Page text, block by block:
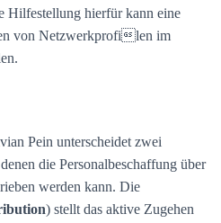
Hilfestellung hierfür kann eine
von Netzwerkprofilen im
Pein unterscheidet zwei
die Personalbeschaffung über
werden kann. Die
) stellt das aktive Zugehen